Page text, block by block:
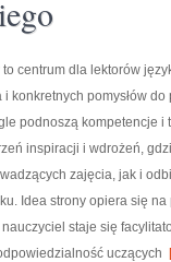
to centrum dla lektorów
konkretnych pomysłów
podnoszą kompetencje
inspiracji i wdrożeń,
zajęcia, jak i
Idea strony opiera się
staje się
uczących